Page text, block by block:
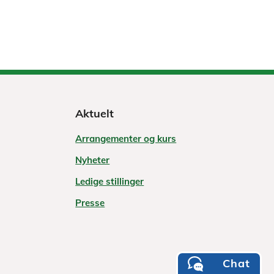
Aktuelt
Arrangementer og kurs
Nyheter
Ledige stillinger
Presse
Chat